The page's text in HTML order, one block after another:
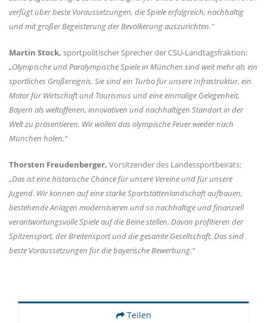
verfügt über beste Voraussetzungen, die Spiele erfolgreich, nachhaltig
und mit großer Begeisterung der Bevölkerung auszurichten."
Martin Stock, sportpolitischer Sprecher der CSU-Landtagsfraktion:
Olympische und Paralympische Spiele in München sind weit mehr als ein
sportliches Großereignis. Sie sind ein Turbo für unsere Infrastruktur, ein
Motor für Wirtschaft und Tourismus und eine einmalige Gelegenheit,
Bayern als weltoffenen, innovativen und nachhaltigen Standort in der
Welt zu präsentieren. Wir wollen das olympische Feuer wieder nach
München holen.“
Thorsten Freudenberger, Vorsitzender des Landessportbeirats:
Das ist eine historische Chance für unsere Vereine und für unsere
Jugend. Wir können auf eine starke Sportstättenlandschaft aufbauen,
bestehende Anlagen modernisieren und so nachhaltige und finanziell
verantwortungsvolle Spiele auf die Beine stellen. Davon profitieren der
Spitzensport, der Breitensport und die gesamte Gesellschaft. Das sind
beste Voraussetzungen für die bayerische Bewerbung.“
Teilen